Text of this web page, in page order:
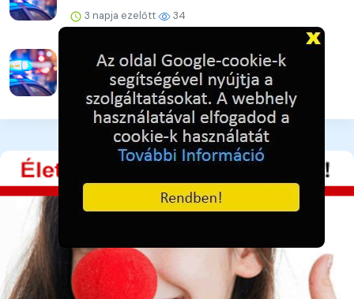
3 napja ezelőtt 34
Vigyázat! Újra támadnak az online csalók!
3 napja ezelőtt 36